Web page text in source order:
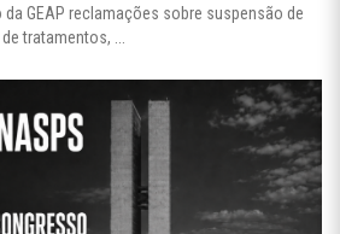
da GEAP reclamações sobre suspensão de
tratamentos, ...